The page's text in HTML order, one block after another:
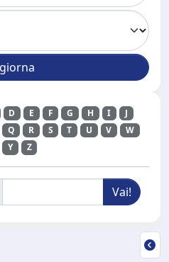
D E F G H I
J
Q R S T U V
W
Y Z